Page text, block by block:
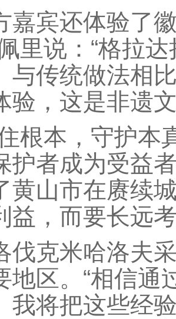
还体验了徽
里说：“格拉
与传统做法相
验，这是非遗
本，守护本
护者成为受益
黄山市在赓续
益，而要长远
米哈洛夫采
地区。“相信通
我将把这些经